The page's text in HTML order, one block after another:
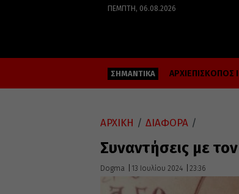
ΠΈΜΠΤΗ, 06.08.2026
ΣΗΜΑΝΤΙΚΑ ΑΡΧΙΕΠΙΣΚΟΠΟΣ
ΑΡΧΙΚΗ / ΔΙΑΦΟΡΑ /
Συναντήσεις με
Dogma 13 Ιουλίου 2024 23:36